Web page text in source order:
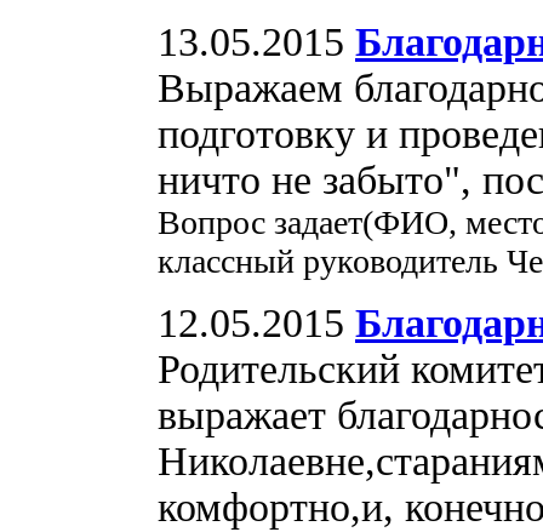
13.05.2015
Выражаем
подготовку и
ничто не забыто",
Вопрос задает(ФИО,
классный
12.05.2015
Родительский
выражает
комфортно,и,